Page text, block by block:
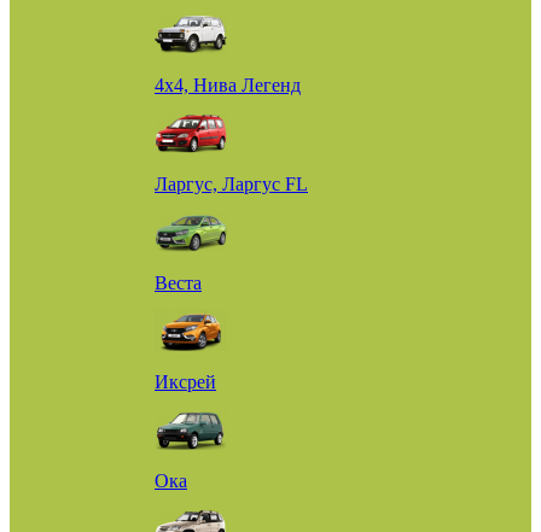
4х4, Нива Легенд
Ларгус, Ларгус FL
Веста
Иксрей
Ока